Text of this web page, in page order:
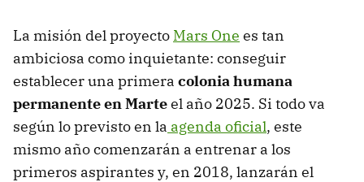
La misión del proyecto Mars One es tan
ambiciosa como inquietante: conseguir
establecer una primera colonia humana
permanente en Marteel año 2025. Si todo va
según lo previsto en la agenda oficial, este
mismo año comenzarán a entrenar a los
primeros aspirantes y, en 2018, lanzarán el